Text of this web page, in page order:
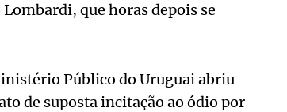
que horas depois se
Público do Uruguai abriu
de suposta incitação ao ódio por